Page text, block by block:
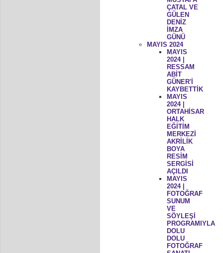
ÇATAL VE
GÜLEN
DENİZ
İMZA
GÜNÜ
MAYIS 2024
MAYIS
2024 |
RESSAM
ABİT
GÜNER'İ
KAYBETTİK
MAYIS
2024 |
ORTAHİSAR
HALK
EĞİTİM
MERKEZİ
AKRİLİK
BOYA
RESİM
SERGİSİ
AÇILDI
MAYIS
2024 |
FOTOĞRAF
SUNUM
VE
SÖYLEŞİ
PROGRAMIYLA
DOLU
DOLU
FOTOĞRAF